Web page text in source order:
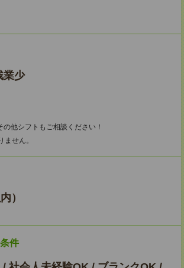
業少
他シフトもご相談ください！
ません。
）
件